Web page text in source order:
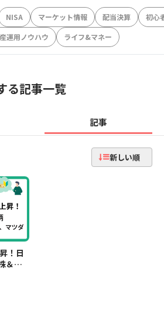
NISA マーケット情報 配当決算
初心
運用ノウハウ ライフ&マネー
る記事一覧
記事
新しい順
！日
＆高